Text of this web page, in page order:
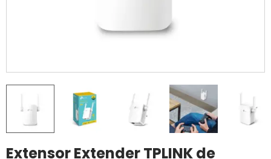
Extensor Extender TPLINK de